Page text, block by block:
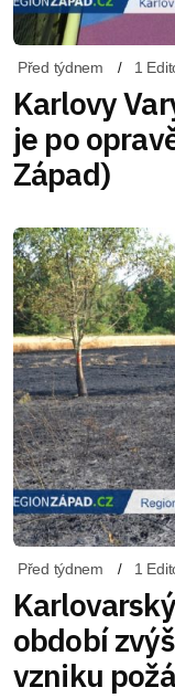
Před týdnem 1
Karlovy
je po
Západ)
Před týdnem 1
období
vzniku